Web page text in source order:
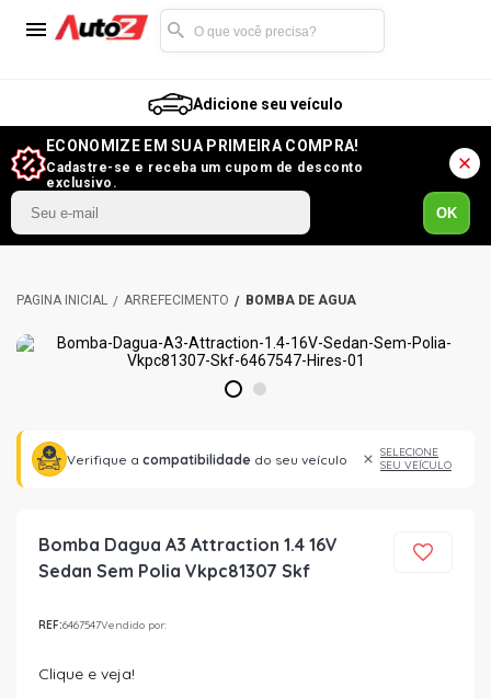
Adicione seu veículo
ECONOMIZE EM SUA PRIMEIRA COMPRA!
Cadastre-se e receba um cupom de desconto
exclusivo.
OK
ARREFECIMENTO BOMBA DE ÁGUA
1 2
Verifique a compatibilidade do seu veículo
SELECIONE
SEU VEÍCULO
Bomba Dagua A3 Attraction 1.4 16V
Sedan Sem Polia Vkpc81307 Skf
REF:6467547Vendido por:
Clique e veja!